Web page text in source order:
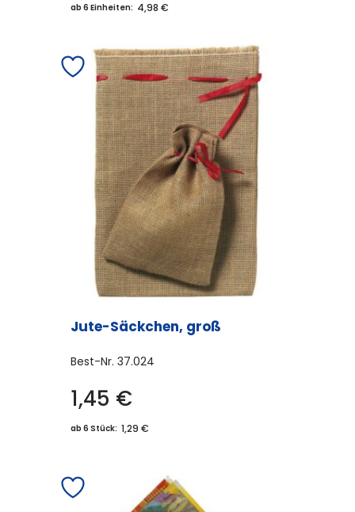
ab 6 Einheiten: 4,98 €
Jute-Säckchen, groß
Best-Nr. 37.024
1,45 €
ab 6 Stück: 1,29 €